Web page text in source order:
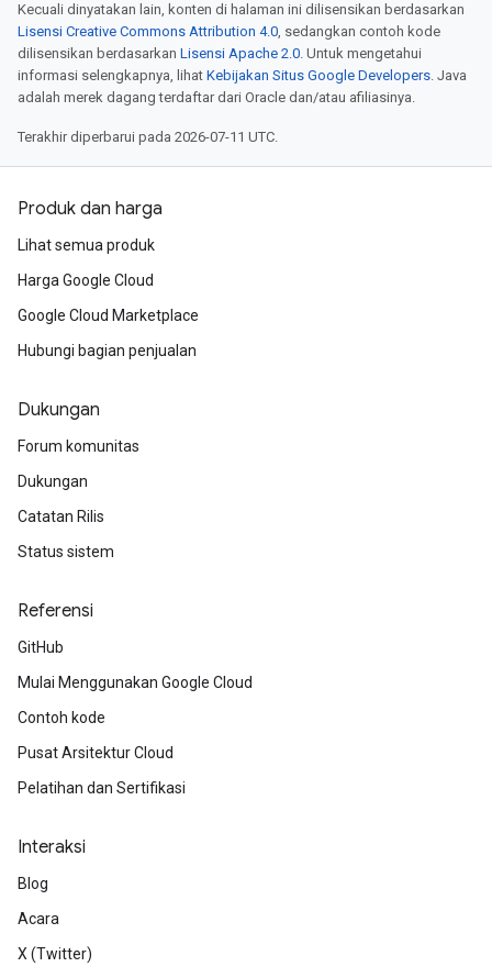
Kecuali dinyatakan lain, konten di halaman ini dilisensikan berdasarkan
Lisensi Creative Commons Attribution 4.0, sedangkan contoh kode
dilisensikan berdasarkan Lisensi Apache 2.0. Untuk mengetahui
informasi selengkapnya, lihat Kebijakan Situs Google Developers. Java
adalah merek dagang terdaftar dari Oracle dan/atau afiliasinya.
Terakhir diperbarui pada 2026-07-11 UTC.
Produk dan harga
Lihat semua produk
Harga Google Cloud
Google Cloud Marketplace
Hubungi bagian penjualan
Dukungan
Forum komunitas
Dukungan
Catatan Rilis
Status sistem
Referensi
GitHub
Mulai Menggunakan Google Cloud
Contoh kode
Pusat Arsitektur Cloud
Pelatihan dan Sertifikasi
Interaksi
Blog
Acara
X (Twitter)